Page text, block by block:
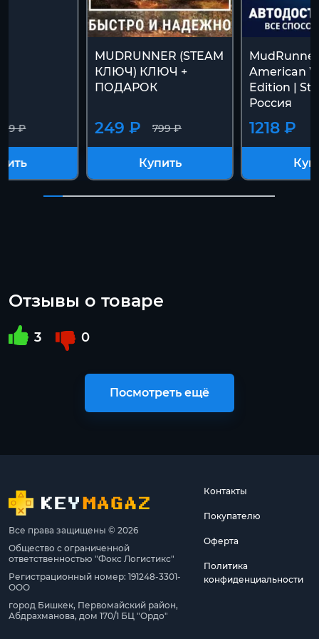
₽
MUDRUNNER (STEAM
КЛЮЧ) КЛЮЧ +
ПОДАРОК
799 ₽
249 ₽
Купить
American
Edition |
Россия
1218 ₽
Отзывы о товаре
3 0
Посмотреть ещё
Все права защищены © 2026
Общество с ограниченной
ответственностью "Фокс Логистикс"
Регистрационный номер: 191248-3301-
ООО
город Бишкек, Первомайский район,
Абдрахманова, дом 170/1 БЦ "Ордо"
Контакты
Покупателю
Оферта
Политика
конфиденциальности